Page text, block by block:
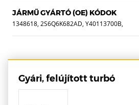
54359880009, 1350000004
JÁRMŰ GYÁRTÓ (OE) KÓDOK
1348618, 2S6Q6K682AD, Y40113700B,
Y40113700A, Y40113700C, Y40113700,
1488986, 0375K0, 2S6Q6K682AC, 0375G9,
1148107 , WTF-0074A
Gyári, felújított turbó